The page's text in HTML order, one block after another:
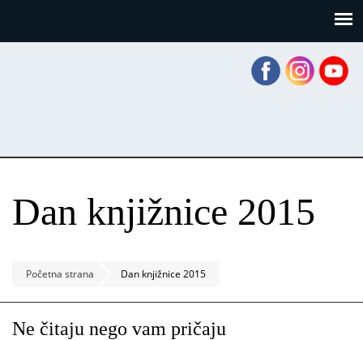
Dan knjižnice 2015
Početna strana Dan knjižnice 2015
Ne čitaju nego vam pričaju